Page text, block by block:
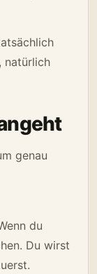
natürlich
genau
du
Du wirst